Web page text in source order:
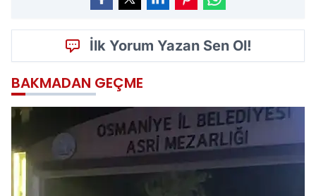
İlk Yorum Yazan Sen Ol!
BAKMADAN GEÇME